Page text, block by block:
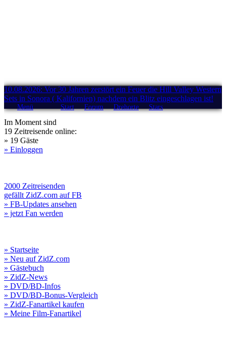
10.08.2026: Vor 30 Jahren zerstört ein Feuer die Hill Valley Western
Sets in Sonora ( Kalifornien) nachdem ein Blitz eingeschlagen ist!
Menü Start Forum Drehorte Stars
Im Moment sind
19 Zeitreisende online:
» 19 Gäste
» Einloggen
2000 Zeitreisenden
gefällt ZidZ.com auf FB
» FB-Updates ansehen
» jetzt Fan werden
» Startseite
» Neu auf ZidZ.com
» Gästebuch
» ZidZ-News
» DVD/BD-Infos
» DVD/BD-Bonus-Vergleich
» ZidZ-Fanartikel kaufen
» Meine Film-Fanartikel